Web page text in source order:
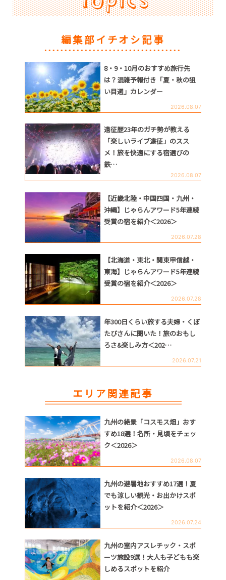
編集部イチオシ記事
8・9・10月のおすすめ旅行先
は？混雑予報付き「夏・秋の狙
い目週」カレンダー
2026.08.07
遠征歴23年のガチ勢が教える
「楽しいライブ遠征」のスス
メ！旅を快適にする宿選びの
鉄…
2026.08.07
【近畿北陸・中国四国・九州・
沖縄】じゃらんアワード5年連続
受賞の宿を紹介＜2026＞
2026.07.28
【北海道・東北・関東甲信越・
東海】じゃらんアワード5年連続
受賞の宿を紹介＜2026＞
2026.07.28
年300日くらい旅する夫婦・くぼ
たびさんに聞いた！旅のおもし
ろさ&楽しみ方＜202…
2026.07.21
エリア関連記事
九州の絶景「コスモス畑」おす
すめ18選！名所・見頃をチェッ
ク＜2026＞
2026.08.07
九州の避暑地おすすめ17選！夏
でも涼しい観光・お出かけスポ
ットを紹介＜2026＞
2026.07.24
九州の室内アスレチック・スポ
ーツ施設9選！大人も子どもも楽
しめるスポットを紹介